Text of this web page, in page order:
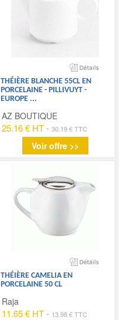
THÉIÈRE BLANCHE 55CL EN
PORCELAINE - PILLIVUYT -
EUROPE ...
AZ BOUTIQUE
25.16 € HT- 30.19 € TTC
Voir offre >>
THÉIÈRE CAMELIA EN
PORCELAINE 50 CL
Raja
11.65 € HT- 13.98 € TTC